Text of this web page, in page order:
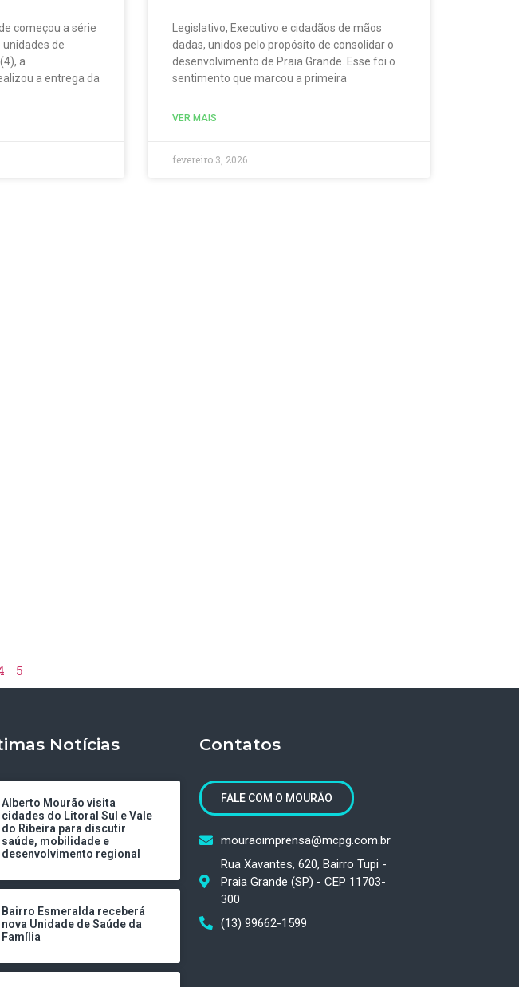
começou a série
de
a
a entrega da
Legislativo, Executivo e cidadãos de mãos
dadas, unidos pelo propósito de consolidar o
desenvolvimento de Praia Grande. Esse foi o
sentimento que marcou a primeira
VER MAIS
fevereiro 3, 2026
5
Notícias
Alberto Mourão visita
cidades do Litoral Sul e Vale
do Ribeira para discutir
saúde, mobilidade e
desenvolvimento regional
Bairro Esmeralda receberá
nova Unidade de Saúde da
Família
Contatos
FALE COM O MOURÃO
mouraoimprensa@mcpg.com.br
Rua Xavantes, 620, Bairro Tupi -
Praia Grande (SP) - CEP 11703-
300
(13) 99662-1599